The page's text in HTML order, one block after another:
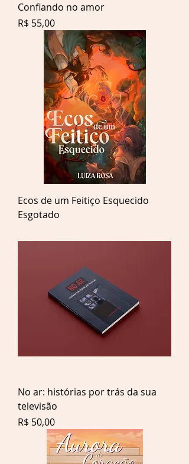
Confiando no amor
Preço
R$ 55,00
Ecos de um Feitiço Esquecido
Esgotado
No ar: histórias por trás da sua
televisão
Preço
R$ 50,00